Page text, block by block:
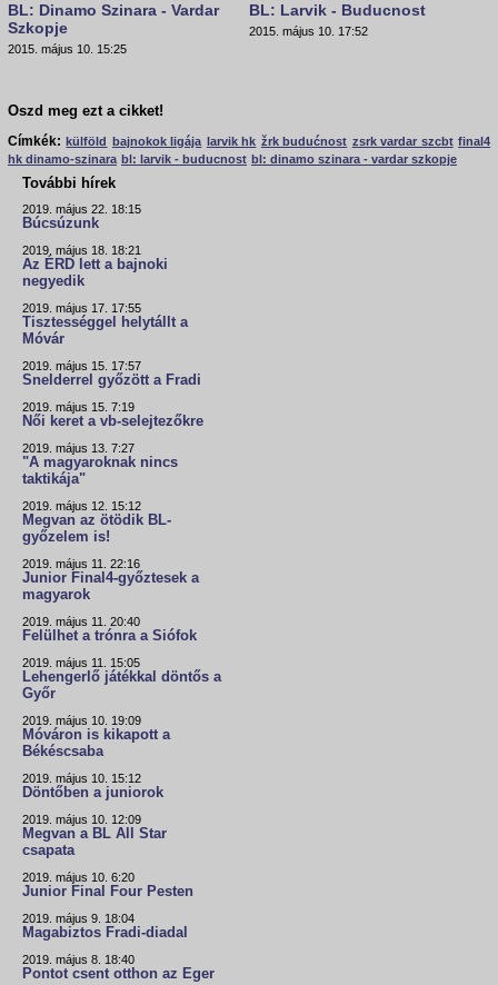
BL: Dinamo Szinara - Vardar
Szkopje
2015. május 10. 15:25
BL: Larvik - Buducnost
2015. május 10. 17:52
Oszd meg ezt a cikket!
Címkék: külföld bajnokok ligája larvik hk žrk budućnost zsrk vardar szcbt final4
hk dinamo-szinara bl: larvik - buducnost bl: dinamo szinara - vardar szkopje
További hírek
2019. május 22. 18:15
Búcsúzunk
2019. május 18. 18:21
Az ÉRD lett a bajnoki
negyedik
2019. május 17. 17:55
Tisztességgel helytállt a
Móvár
2019. május 15. 17:57
Snelderrel győzött a Fradi
2019. május 15. 7:19
Női keret a vb-selejtezőkre
2019. május 13. 7:27
"A magyaroknak nincs
taktikája"
2019. május 12. 15:12
Megvan az ötödik BL-
győzelem is!
2019. május 11. 22:16
Junior Final4-győztesek a
magyarok
2019. május 11. 20:40
Felülhet a trónra a Siófok
2019. május 11. 15:05
Lehengerlő játékkal döntős a
Győr
2019. május 10. 19:09
Móváron is kikapott a
Békéscsaba
2019. május 10. 15:12
Döntőben a juniorok
2019. május 10. 12:09
Megvan a BL All Star
csapata
2019. május 10. 6:20
Junior Final Four Pesten
2019. május 9. 18:04
Magabiztos Fradi-diadal
2019. május 8. 18:40
Pontot csent otthon az Eger